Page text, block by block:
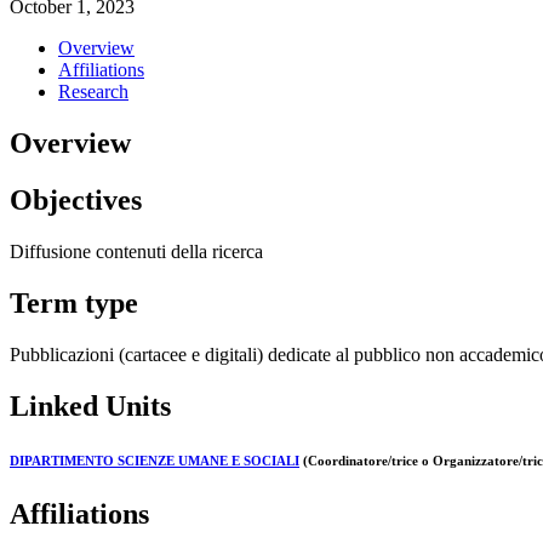
October 1, 2023
Overview
Affiliations
Research
Overview
Objectives
Diffusione contenuti della ricerca
Term type
Pubblicazioni (cartacee e digitali) dedicate al pubblico non
Linked Units
DIPARTIMENTO SCIENZE UMANE E SOCIALI (Coordinatore/trice o Organizzatore/
Affiliations